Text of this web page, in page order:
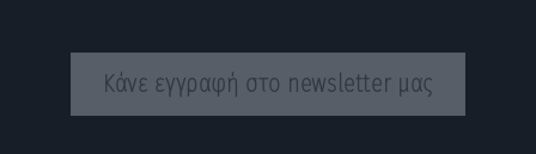
Κάνε εγγραφή στο newsletter μας